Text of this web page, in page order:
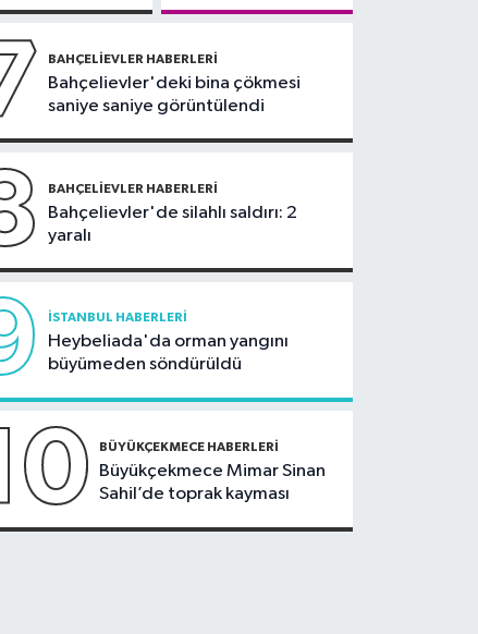
arasında
kavga
BAHÇELIEVLER HABERLERI
Bahçelievler'deki bina çökmesi
saniye saniye görüntülendi
BAHÇELIEVLER HABERLERI
Bahçelievler'de silahlı saldırı: 2
yaralı
İSTANBUL HABERLERI
Heybeliada'da orman yangını
büyümeden söndürüldü
BÜYÜKÇEKMECE HABERLERI
Büyükçekmece Mimar Sinan
Sahil’de toprak kayması